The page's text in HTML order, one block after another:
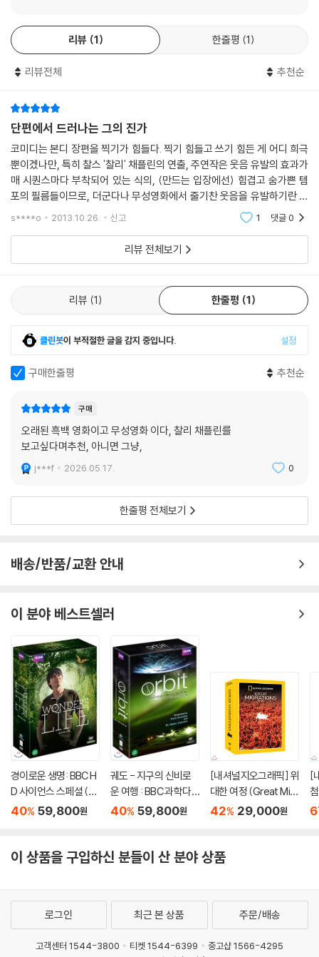
리뷰 1 한줄평 1
리뷰전체 추천순
단편에서 드러나는 그의 진가
코미디는 본디 장편을 찍기가 힘들다. 찍기 힘들고 쓰기 힘든 게 어디 희극
뿐이겠나만, 특히 찰스 '찰리' 채플린의 연출, 주연작은 웃음 유발의 효과가
매 시퀀스마다 부착되어 있는 식의, (만드는 입장에선) 힘겹고 숨가쁜 템
포의 필름들이므로, 더군다나 무성영화에서 줄기찬 웃음을 유발하기란 여
간 역량과 감각으로 이뤄질 수 있는 게 아니다. 자연스럽게도 그의 역량은
s****o 2013.10.26. 신고 1 댓글0
리뷰 전체보기
리뷰 1 한줄평 1
클린봇이 부적절한 글을 감지 중입니다. 설정
구매한줄평 추천순
구매
오래된 흑백 영화이고 무성영화 이다, 찰리 채플린를
보고싶다며추천, 아니면 그냥,
j***f 2026.05.17. 0
한줄평 전체보기
배송/반품/교환 안내
이 분야 베스트셀러
경이로운 생명: BBC H
D 사이언스 스페셜 (5
Disc)
40% 59,800원
궤도 - 지구의 신비로
운 여행 : BBC 과학다
큐스페셜
40% 59,800원
[내셔널지오그래픽] 위
대한 여정 (Great Migr
ations 3 DVD SET)
42% 29,000원
[
이 상품을 구입하신 분들이 산 분야 상품
로그인 최근 본 상품 주문/배송
고객센터 1544-3800 티켓 1544-6399
중고샵 1566-4295